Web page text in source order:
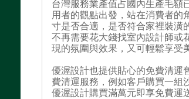
台灣服務業產值占國內生產毛額
用者的觀點出發，站在消費者的
寸是否合適，是否符合家裡裝潢
不再需要花大錢找室內設計師或
現的氛圍與效果，又可輕鬆享受
優渥設計也提供貼心的免費清運
費清運服務，例如客戶購買一組
優渥設計購買滿萬元即享免費運